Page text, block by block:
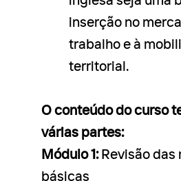
inserção no
trabalho e à
territorial.
O conteúdo do curso
várias partes:
Módulo 1:Revisão das
básicas